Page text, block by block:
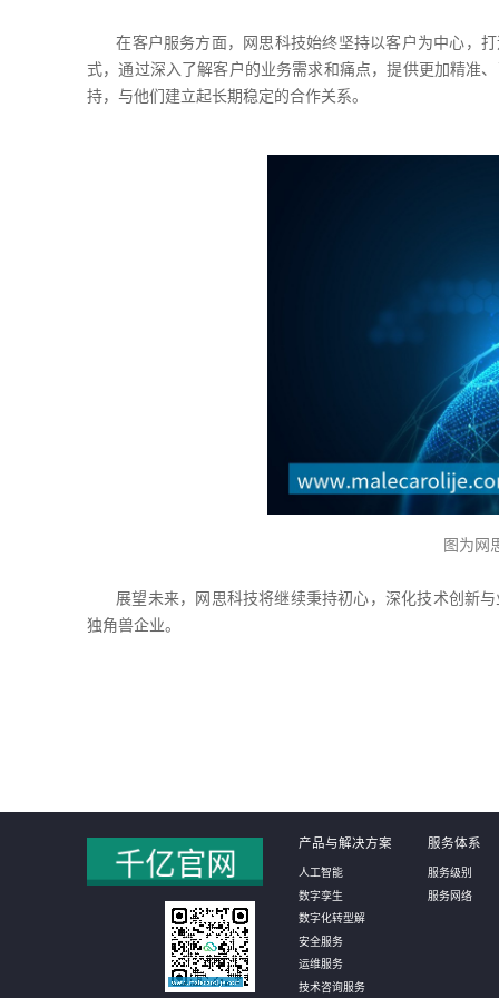
在客户服务方面，网思科技始终坚持以客户为中心，
式，通过深入了解客户的业务需求和痛点，提供更加精准
持，与他们建立起长期稳定的合作关系。
图为网
展望未来，网思科技将继续秉持初心，深化技术创新
独角兽企业。
产品与解决方案
人工智能
数字孪生
数字化转型解
安全服务
运维服务
技术咨询服务
服务体系
服务级别
服务网络